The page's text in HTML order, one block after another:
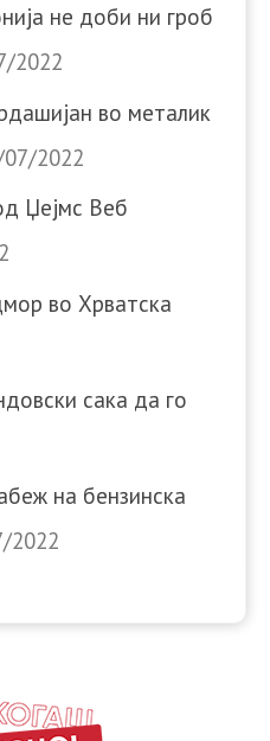
не доби ни гроб
2022
во металик
2022
Џејмс Веб
во Хрватска
сака да го
на бензинска
2022